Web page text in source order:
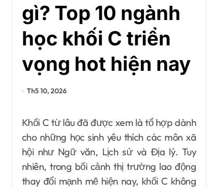
gì? Top 10 ngành
học khối C triển
vọng hot hiện nay
Th5 10, 2026
Khối C từ lâu đã được xem là tổ hợp dành
cho những học sinh yêu thích các môn xã
hội như Ngữ văn, Lịch sử và Địa lý. Tuy
nhiên, trong bối cảnh thị trường lao động
thay đổi mạnh mẽ hiện nay, khối C không